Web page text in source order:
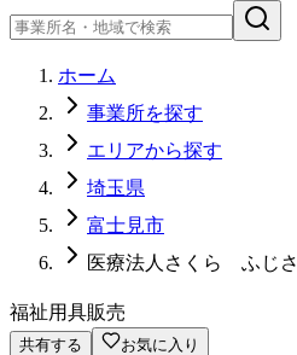
ホーム
事業所を探す
エリアから探す
埼玉県
富士見市
医療法人さくら ふじ
福祉用具販売
共有する お気に入り